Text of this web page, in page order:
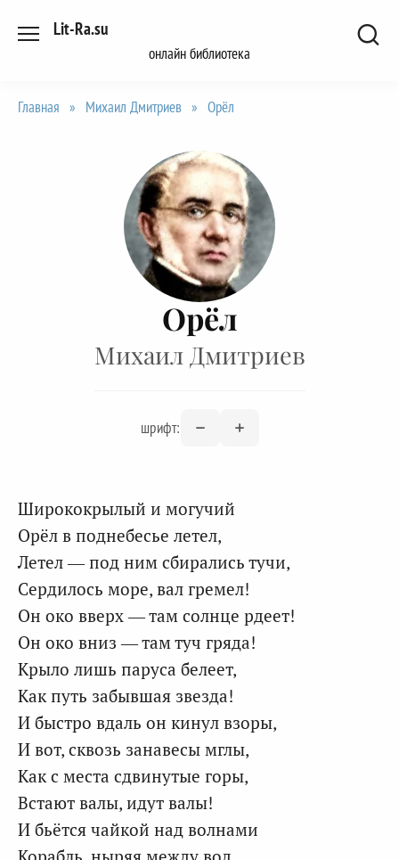
Lit-Ra.su
онлайн библиотека
Главная » Михаил Дмитриев » Орёл
Орёл
Михаил Дмитриев
шрифт:
Ширококрылый и могучий
Орёл в поднебесье летел,
Летел — под ним сбирались тучи,
Сердилось море, вал гремел!
Он око вверх — там солнце рдеет!
Он око вниз — там туч гряда!
Крыло лишь паруса белеет,
Как путь забывшая звезда!
И быстро вдаль он кинул взоры,
И вот, сквозь занавесы мглы,
Как с места сдвинутые горы,
Встают валы, идут валы!
И бьётся чайкой над волнами